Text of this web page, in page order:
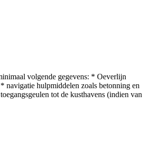
volgende gegevens: * Oeverlijn
navigatie hulpmiddelen zoals betonning en
tot de kusthavens (indien van